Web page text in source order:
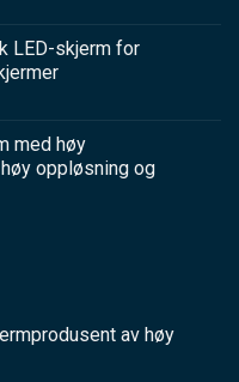
LED-skjerm for
med høy
oppløsning og
av høy